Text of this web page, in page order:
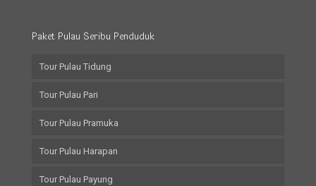
Paket Pulau Seribu Penduduk
Tour Pulau Tidung
Tour Pulau Pari
Tour Pulau Pramuka
Tour Pulau Harapan
Tour Pulau Payung